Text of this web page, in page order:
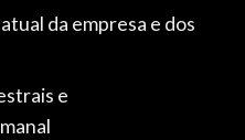
da empresa e dos
e